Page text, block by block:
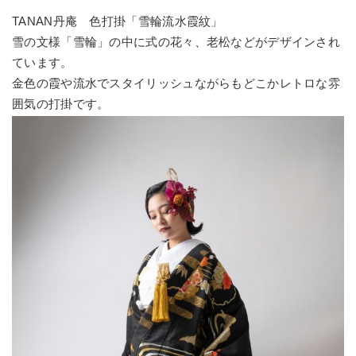
TANAN丹庵 色打掛「雪輪流水霞紋」
雪の文様「雪輪」の中に式の花々、老松などがデザインされ
ています。
金色の霞や流水でスタイリッシュながらもどこかレトロな雰
囲気の打掛です。